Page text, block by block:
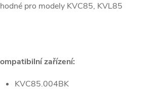
pro modely KVC85, KVL85
zařízení:
KVC85.004BK